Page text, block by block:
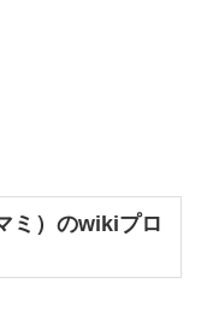
ミ）のwikiプロ